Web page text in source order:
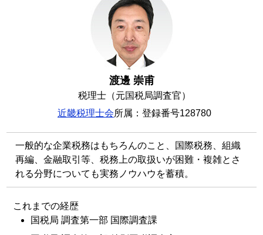
渡邊 崇甫
税理士（元国税局調査官）
近畿税理士会所属：登録番号128780
一般的な企業税務はもちろんのこと、国際税務、組織
再編、金融取引等、税務上の取扱いが困難・複雑とさ
れる分野についても実務ノウハウを蓄積。
これまでの経歴
国税局 調査第一部 国際調査課